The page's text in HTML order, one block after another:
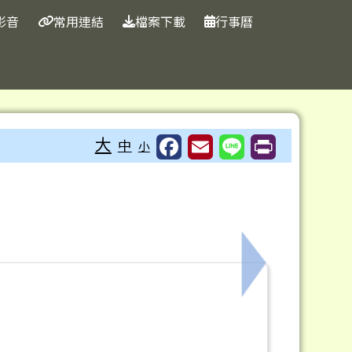
音 常用連結 檔案下載 行事曆
大 中 小
下一筆：【免